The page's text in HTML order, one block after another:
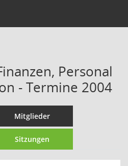
Personal
- Termine 2004
Mitglieder
Sitzungen